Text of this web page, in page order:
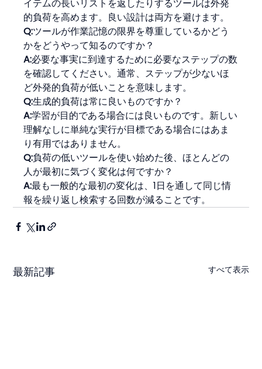
イテムの長いリストを返したりするツールは外発
的負荷を高めます。良い設計は両方を避けます。
Q:ツールが作業記憶の限界を尊重しているかどう
かをどうやって知るのですか？
A:必要な事実に到達するために必要なステップの数
を確認してください。通常、ステップが少ないほ
ど外発的負荷が低いことを意味します。
Q:生成的負荷は常に良いものですか？
A:学習が目的である場合には良いものです。新しい
理解なしに単純な実行が目標である場合にはあま
り有用ではありません。
Q:負荷の低いツールを使い始めた後、ほとんどの
人が最初に気づく変化は何ですか？
A:最も一般的な最初の変化は、1日を通して同じ情
報を繰り返し検索する回数が減ることです。
最新記事 すべて表示